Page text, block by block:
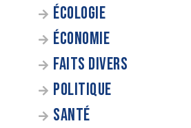
ÉCOLOGIE
ÉCONOMIE
FAITS DIVERS
POLITIQUE
SANTÉ